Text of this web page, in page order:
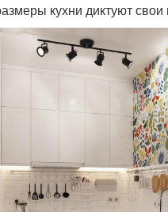
кухни диктуют свои